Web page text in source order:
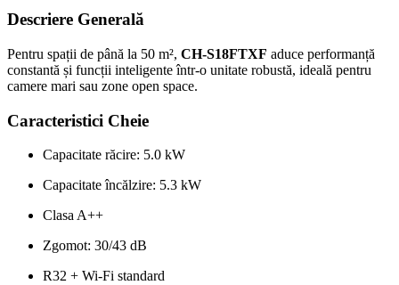
Descriere Generală
Pentru spații de până la 50 m², CH-S18FTXF aduce performanță
constantă și funcții inteligente într-o unitate robustă, ideală pentru
camere mari sau zone open space.
Caracteristici Cheie
Capacitate răcire: 5.0 kW
Capacitate încălzire: 5.3 kW
Clasa A++
Zgomot: 30/43 dB
R32 + Wi-Fi standard